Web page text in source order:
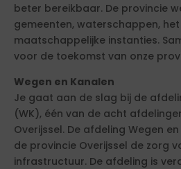
beter bereikbaar. De provincie
gemeenten, waterschappen, het
maatschappelijke instanties.
voor de toekomst van onze
Wegen en Kanalen
Je gaat aan de slag bij de
(WK), één van de acht
Overijssel. De afdeling Wegen
de provincie Overijssel de zorg
infrastructuur. De afdeling is